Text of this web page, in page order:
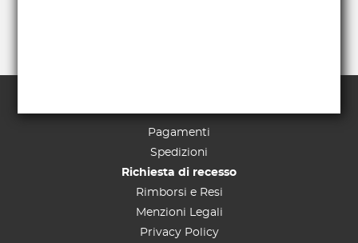
Pagamenti
Spedizioni
Richiesta di recesso
Rimborsi e Resi
Menzioni Legali
Privacy Policy